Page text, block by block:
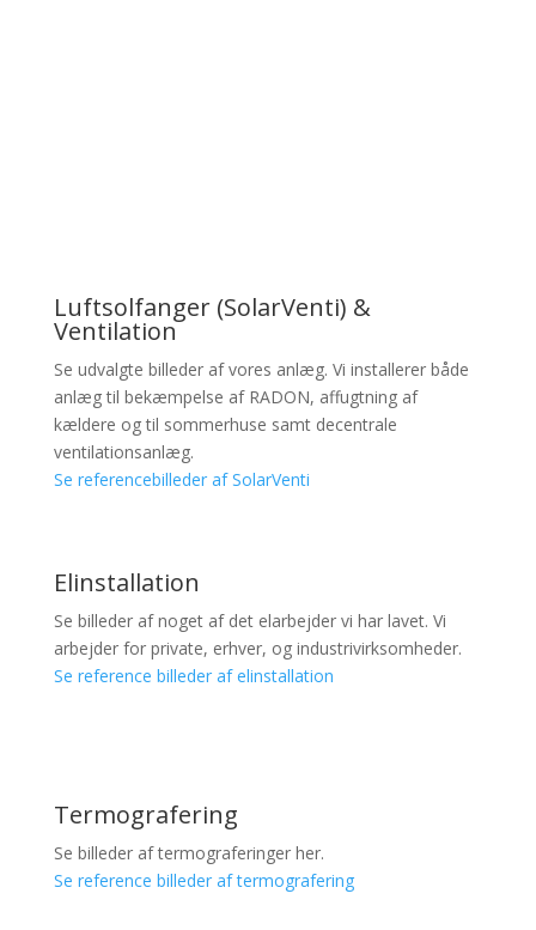
Luftsolfanger (SolarVenti) &
Ventilation
Se udvalgte billeder af vores anlæg. Vi installerer både
anlæg til bekæmpelse af RADON, affugtning af
kældere og til sommerhuse samt decentrale
ventilationsanlæg.
Se referencebilleder af SolarVenti
Elinstallation
Se billeder af noget af det elarbejder vi har lavet. Vi
arbejder for private, erhver, og industrivirksomheder.
Se reference billeder af elinstallation
Termografering
Se billeder af termograferinger her.
Se reference billeder af termografering